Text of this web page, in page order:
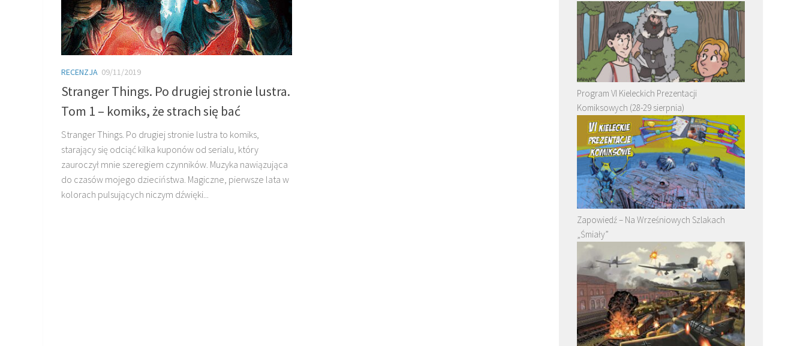
RECENZJA 09/11/2019
Stranger Things. Po drugiej stronie lustra.
Tom 1 – komiks, że strach się bać
Stranger Things. Po drugiej stronie lustra to komiks,
starający się odciąć kilka kuponów od serialu, który
zauroczył mnie szeregiem czynników. Muzyka nawiązująca
do czasów mojego dzieciństwa. Magiczne, pierwsze lata w
kolorach pulsujących niczym dźwięki...
Program VI Kieleckich Prezentacji
Komiksowych (28-29 sierpnia)
Zapowiedź – Na Wrześniowych Szlakach
„Śmiały”